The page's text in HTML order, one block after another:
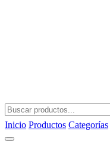
Inicio Productos Categorías